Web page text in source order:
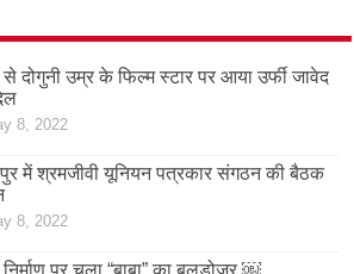
दोगुनी उम्र के फिल्म स्टार पर आया उर्फी जावेद
8, 2022
में श्रमजीवी यूनियन पत्रकार संगठन की बैठक
8, 2022
पर चला “बाबा” का बुलडोजर ￼